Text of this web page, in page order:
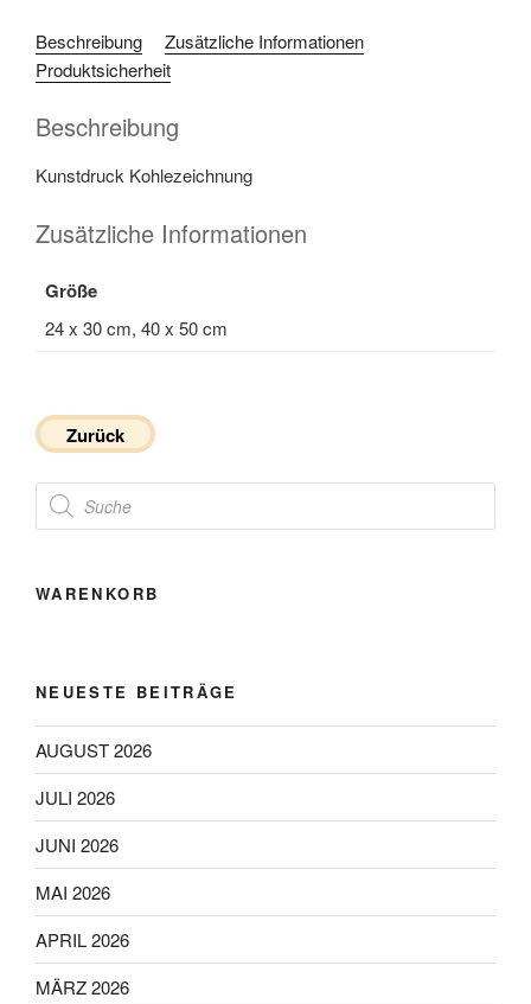
Beschreibung
Zusätzliche Informationen
Produktsicherheit
Beschreibung
Kunstdruck Kohlezeichnung
Zusätzliche Informationen
Größe
24 x 30 cm, 40 x 50 cm
Zurück
Products
search
WARENKORB
NEUESTE BEITRÄGE
AUGUST 2026
JULI 2026
JUNI 2026
MAI 2026
APRIL 2026
MÄRZ 2026